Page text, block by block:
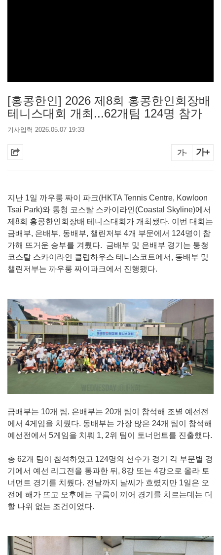
[홍콩한인] 2026 제8회 홍콩한인회장배
테니스대회 개최...62개팀 124명 참가
기사입력 2026.05.07 19:33
가- 가+
지난 1일 까우룽 짜이 파크(HKTA Tennis Centre, Kowloon
Tsai Park)와 통청 코스탈 스카이라인(Coastal Skyline)에서
제8회 홍콩한인회장배 테니스대회가 개최됐다. 이번 대회는
금배부, 은배부, 동배부, 챌린저부 4개 부문에서 124명이 참
가해 뜨거운 승부를 겨뤘다. 금배부 및 은배부 경기는 퉁청
코스탈 스카이라인 클럽하우스 테니스코트에서, 동배부 및
챌린저부는 까우룽 짜이파크에서 진행됐다.
금배부는 10개 팀, 은배부는 20개 팀이 참석해 조별 예선전
에서 4게임을 치뤘다. 동배부는 가장 많은 24개 팀이 참석해
예선전에서 5게임을 치뤄 1, 2위 팀이 토너먼트를 진출했다.
총 62개 팀이 참석하였고 124명의 선수가 경기 각 부문별 경
기에서 예선 리그전을 통과한 뒤, 8강 또는 4강으로 올라 토
너먼트 경기를 치뤘다. 전날까지 날씨가 흐렸지만 1일은 오
전에 해가 뜨고 오후에는 구름이 끼어 경기를 치르는데는 더
할 나위 없는 조건이었다.